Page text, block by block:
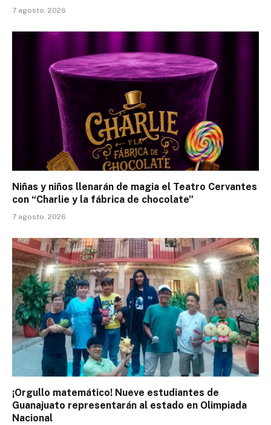
7 agosto, 2026
Niñas y niños llenarán de magia el Teatro Cervantes
con “Charlie y la fábrica de chocolate”
7 agosto, 2026
¡Orgullo matemático! Nueve estudiantes de
Guanajuato representarán al estado en Olimpiada
Nacional